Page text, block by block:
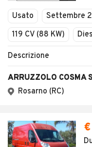
Usato Settembre
119 CV (88 KW)
Descrizione
ARRUZZOLO COSMA
Rosarno (RC)